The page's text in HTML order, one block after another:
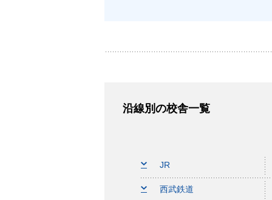
沿線別の校舎一覧
JR
西武鉄道